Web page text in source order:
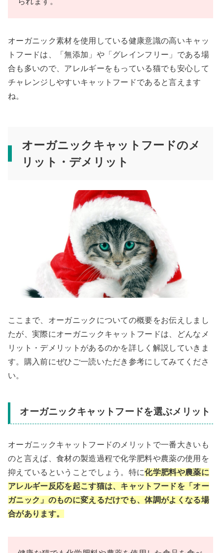
オーガニック素材を使用している健康意識の高いキャッ
トフードは、「無添加」や「グレインフリー」である場
合も多いので、アレルギーをもっている猫でも安心して
チャレンジしやすいキャットフードであると言えます
ね。
オーガニックキャットフードのメ
リット・デメリット
ここまで、オーガニックについての概要をお伝えしまし
たが、実際にオーガニックキャットフードは、どんなメ
リット・デメリットがあるのかを詳しく解説していきま
す。購入前にぜひご一読いただき参考にしてみてくださ
い。
オーガニックキャットフードを選ぶメリット
オーガニックキャットフードのメリットで一番大きいも
のと言えば、食材の製造過程で化学肥料や農薬の使用を
抑えているということでしょう。特に化学肥料や農薬に
アレルギー反応を起こす猫は、キャットフードを「オー
ガニック」のものに変えるだけでも、体調がよくなる場
合があります。